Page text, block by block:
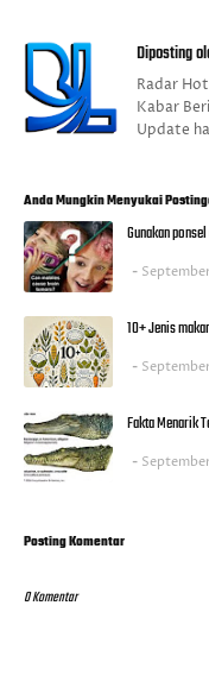
Diposting
Radar
Kabar
Update
Anda Mungkin Menyukai
Gunakan
10+ Jenis
Fakta Menarik
Posting Komentar
0 Komentar